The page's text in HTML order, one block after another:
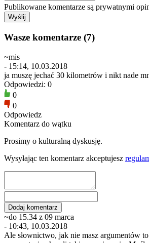
Publikowane komentarze są prywatnymi
Wasze komentarze (7)
~mis
- 15:14, 10.03.2018
ja muszę jechać 30 kilometrów i nikt nade
Odpowiedzi: 0
0
0
Odpowiedz
Komentarz do wątku
Prosimy o kulturalną dyskusję.
Wysyłając ten komentarz akceptujesz
~do 15.34 z 09 marca
- 10:43, 10.03.2018
Ale słownictwo, jak nie masz argumentów